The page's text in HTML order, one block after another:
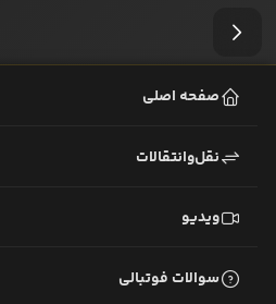
صفحه اصلی
نقل‌وانتقالات
ویدیو
سوالات فوتبالی